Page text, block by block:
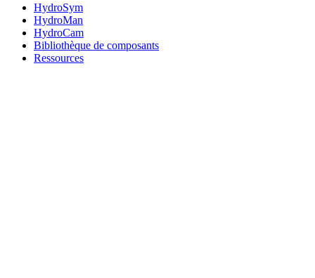
HydroSym
HydroMan
HydroCam
Bibliothèque de composants
Ressources